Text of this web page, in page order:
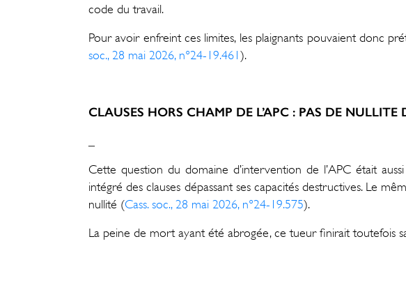
code du travail.
Pour avoir enfreint ces limites, les plaignants pouvaient donc
soc., 28 mai 2026, n°24-19.461 ).
CLAUSES HORS CHAMP DE L’APC : PAS DE NULLITE
Cette question du domaine d’intervention de l’APC était
intégré des clauses dépassant ses capacités destructives. Le
nullité (Cass. soc., 28 mai 2026, n°24-19.575).
La peine de mort ayant été abrogée, ce tueur finirait toutefois